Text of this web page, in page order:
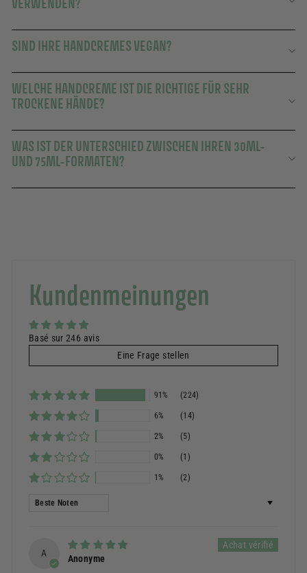
SIND IHRE HANDCREMES VEGAN?
WELCHE HANDCREME IST DIE RICHTIGE FÜR SEHR
TROCKENE HÄNDE?
WAS IST DER UNTERSCHIED ZWISCHEN IHREN 30ML-
UND 75ML-FORMATEN?
Kundenmeinungen
Basé sur 246 avis
Eine Frage stellen
91% (224)
6% (14)
2% (5)
0% (1)
1% (2)
Sortieren nach
A
Anonyme